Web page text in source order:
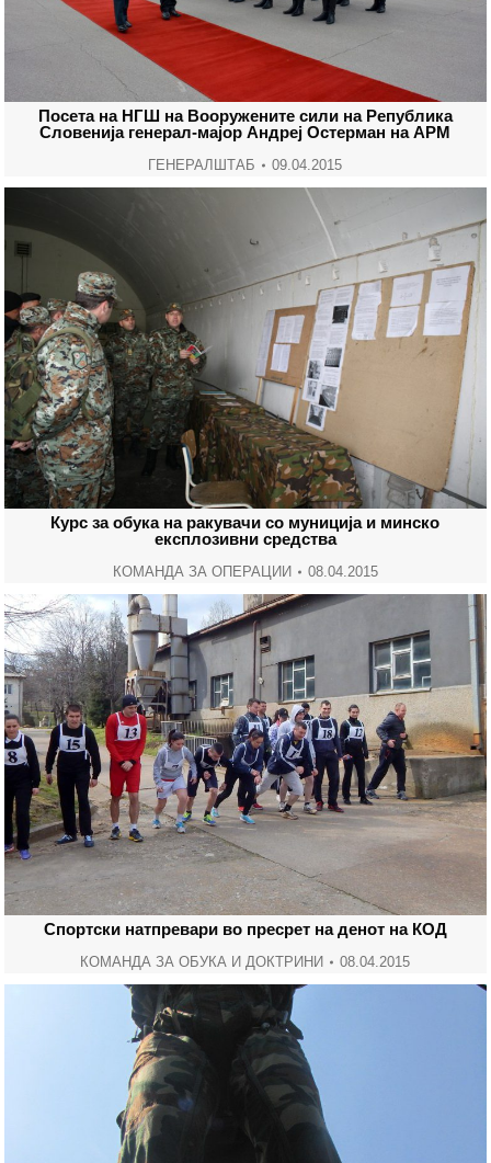
Посета на НГШ на Вооружените сили на Република
Словенија генерал-мајор Андреј Остерман на АРМ
ГЕНЕРАЛШТАБ 09.04.2015
Курс за обука на ракувачи со муниција и минско
експлозивни средства
КОМАНДА ЗА ОПЕРАЦИИ 08.04.2015
Спортски натпревари во пресрет на денот на КОД
КОМАНДА ЗА ОБУКА И ДОКТРИНИ 08.04.2015